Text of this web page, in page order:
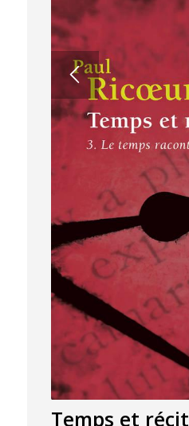
Temps et récit